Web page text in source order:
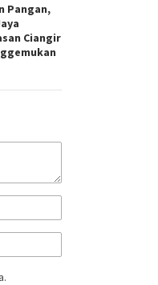
Pangan,
Ciangir